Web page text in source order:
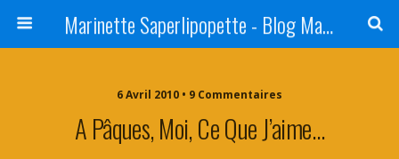
Marinette Saperlipopette - Blog Maman Angers Lifestyle - Ex Expat Montréal
6 Avril 2010 • 9 Commentaires
A Pâques, Moi, Ce Que J’aime…